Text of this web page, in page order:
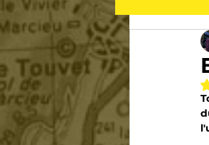
Les voix
Nos séries